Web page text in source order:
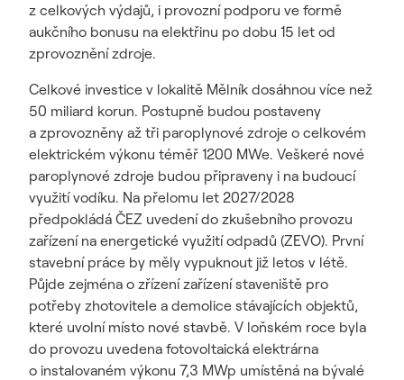
z celkových výdajů, i provozní podporu ve formě
aukčního bonusu na elektřinu po dobu 15 let od
zprovoznění zdroje.
Celkové investice v lokalitě Mělník dosáhnou více než
50 miliard korun. Postupně budou postaveny
a zprovozněny až tři paroplynové zdroje o celkovém
elektrickém výkonu téměř 1200 MWe. Veškeré nové
paroplynové zdroje budou připraveny i na budoucí
využití vodíku. Na přelomu let 2027/2028
předpokládá ČEZ uvedení do zkušebního provozu
zařízení na energetické využití odpadů (ZEVO). První
stavební práce by měly vypuknout již letos v létě.
Půjde zejména o zřízení zařízení staveniště pro
potřeby zhotovitele a demolice stávajících objektů,
které uvolní místo nové stavbě. V loňském roce byla
do provozu uvedena fotovoltaická elektrárna
o instalovaném výkonu 7,3 MWp umístěná na bývalé